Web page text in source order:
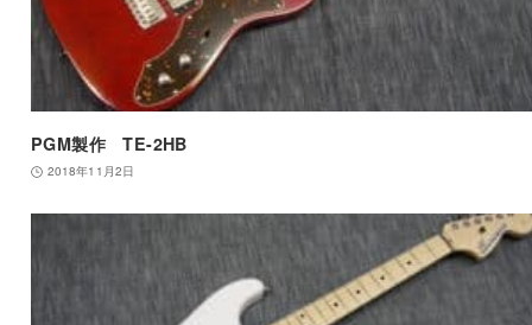
PGM製作 TE-2HB
2018年11月2日